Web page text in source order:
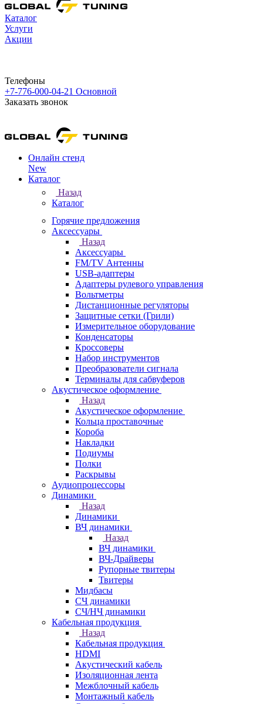
Каталог
Услуги
Акции
Телефоны
+7-776-000-04-21 Основной
Заказать звонок
Онлайн стенд
New
Каталог
Назад
Каталог
Горячие предложения
Аксессуары
Назад
Аксессуары
FM/TV Антенны
USB-адаптеры
Адаптеры рулевого управления
Вольтметры
Дистанционные регуляторы
Защитные сетки (Грили)
Измерительное оборудование
Конденсаторы
Кроссоверы
Набор инструментов
Преобразователи сигнала
Терминалы для сабвуферов
Акустическое оформление
Назад
Акустическое оформление
Кольца проставочные
Короба
Накладки
Подиумы
Полки
Раскрывы
Аудиопроцессоры
Динамики
Назад
Динамики
ВЧ динамики
Назад
ВЧ динамики
ВЧ-Драйверы
Рупорные твитеры
Твитеры
Мидбасы
СЧ динамики
СЧ/НЧ динамики
Кабельная продукция
Назад
Кабельная продукция
HDMI
Акустический кабель
Изоляционная лента
Межблочный кабель
Монтажный кабель